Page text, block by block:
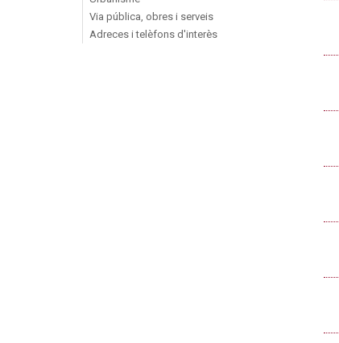
Via pública, obres i serveis
Adreces i telèfons d'interès